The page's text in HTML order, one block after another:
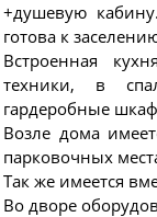
+душевую
готова к
Встроенная
техники, в
гардеробные
Возле дома
парковочных
Так же имеется
Во дворе